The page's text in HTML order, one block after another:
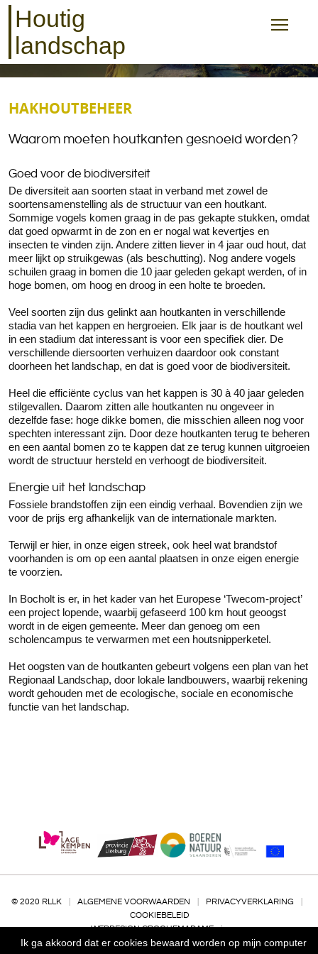
Houtig
landschap
HAKHOUTBEHEER
Waarom moeten houtkanten gesnoeid worden?
Goed voor de biodiversiteit
De diversiteit aan soorten staat in verband met zowel de
soortensamenstelling als de structuur van een houtkant.
Sommige vogels komen graag in de pas gekapte stukken, omdat
dat goed opwarmt in de zon en er nogal wat kevertjes en
insecten te vinden zijn. Andere zitten liever in 4 jaar oud hout, dat
meer lijkt op struikgewas (als beschutting). Nog andere vogels
schuilen graag in bomen die 10 jaar geleden gekapt werden, of in
hoge bomen, om hoog en droog in een holte te broeden.
Veel soorten zijn dus gelinkt aan houtkanten in verschillende
stadia van het kappen en hergroeien. Elk jaar is de houtkant wel
in een stadium dat interessant is voor een specifiek dier. De
verschillende diersoorten verhuizen daardoor ook constant
doorheen het landschap, en dat is goed voor de biodiversiteit.
Heel die efficiënte cyclus van het kappen is 30 à 40 jaar geleden
stilgevallen. Daarom zitten alle houtkanten nu ongeveer in
dezelfde fase: hoge dikke bomen, die misschien alleen nog voor
spechten interessant zijn. Door deze houtkanten terug te beheren
en een aantal bomen zo te kappen dat ze terug kunnen uitgroeien
wordt de structuur hersteld en verhoogt de biodiversiteit.
Energie uit het landschap
Fossiele brandstoffen zijn een eindig verhaal. Bovendien zijn we
voor de prijs erg afhankelijk van de internationale markten.
Terwijl er hier, in onze eigen streek, ook heel wat brandstof
voorhanden is om op een aantal plaatsen in onze eigen energie
te voorzien.
In Bocholt is er, in het kader van het Europese ‘Twecom-project’
een project lopende, waarbij gefaseerd 100 km hout geoogst
wordt in de eigen gemeente. Meer dan genoeg om een
scholencampus te verwarmen met een houtsnipperketel.
Het oogsten van de houtkanten gebeurt volgens een plan van het
Regionaal Landschap, door lokale landbouwers, waarbij rekening
wordt gehouden met de ecologische, sociale en economische
functie van het landschap.
© 2020 RLLK ALGEMENE VOORWAARDEN PRIVACYVERKLARING
COOKIEBELEID
WEBDESIGNCROQUEMADAME
|
CMSNETTOOLS
Ik ga akkoord dat er cookies bewaard worden op mijn computer